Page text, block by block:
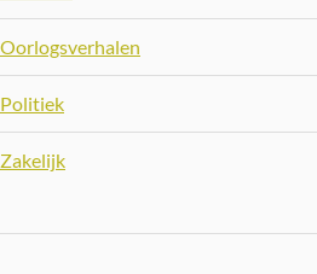
Oorlogsverhalen
Politiek
Zakelijk